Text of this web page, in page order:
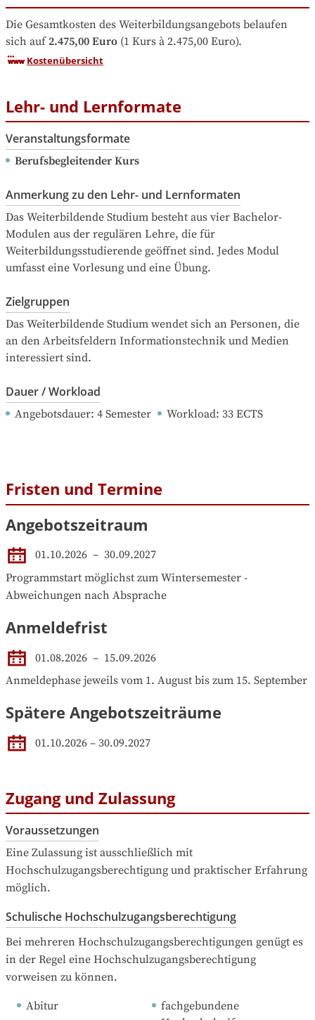
Die Gesamtkosten des Weiterbildungsangebots belaufen
sich auf 2.475,00 Euro (1 Kurs à 2.475,00 Euro).
Kostenübersicht
Lehr- und Lernformate
Veranstaltungsformate
Berufsbegleitender Kurs
Anmerkung zu den Lehr- und Lernformaten
Das Weiterbildende Studium besteht aus vier Bachelor-
Modulen aus der regulären Lehre, die für
Weiterbildungsstudierende geöffnet sind. Jedes Modul
umfasst eine Vorlesung und eine Übung.
Zielgruppen
Das Weiterbildende Studium wendet sich an Personen, die
an den Arbeitsfeldern Informationstechnik und Medien
interessiert sind.
Dauer / Workload
Angebotsdauer: 4 Semester Workload: 33 ECTS
Fristen und Termine
Angebotszeitraum
01.10.2026 – 30.09.2027
Programmstart möglichst zum Wintersemester -
Abweichungen nach Absprache
Anmeldefrist
01.08.2026 – 15.09.2026
Anmeldephase jeweils vom 1. August bis zum 15. September
Spätere Angebotszeiträume
01.10.2026 – 30.09.2027
Zugang und Zulassung
Voraussetzungen
Eine Zulassung ist ausschließlich mit
Hochschulzugangsberechtigung und praktischer Erfahrung
möglich.
Schulische Hochschulzugangsberechtigung
Bei mehreren Hochschulzugangsberechtigungen genügt es
in der Regel eine Hochschulzugangsberechtigung
vorweisen zu können.
Abitur
fachgebundene